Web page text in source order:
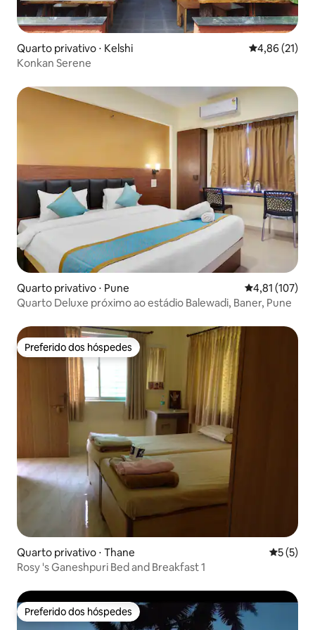
Quarto privativo ⋅ Kelshi 4,86 de uma
4,86 (21)
Konkan Serene
Quarto privativo ⋅ Pune 4,81 de uma
4,81 (107)
Quarto Deluxe próximo ao estádio Balewadi, Baner, Pune
Preferido dos hóspedes
Preferido dos hóspedes
Quarto privativo ⋅ Thane 5 de
5 (5)
Rosy 's Ganeshpuri Bed and Breakfast 1
Preferido dos hóspedes
Preferido dos hóspedes